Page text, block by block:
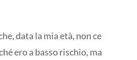
data la mia età, non ce
ero a basso rischio, ma